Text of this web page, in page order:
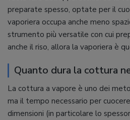
preparate spesso, optate per il
vaporiera occupa anche meno
strumento più versatile con cui
anche il riso, allora la vaporiera è
Quanto dura la cottura
La cottura a vapore è uno dei
ma il tempo necessario per
dimensioni (in particolare lo